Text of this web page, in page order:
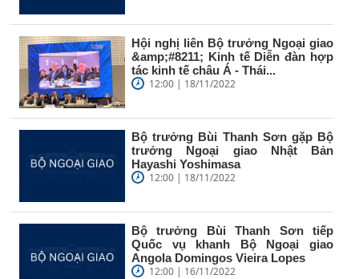
Hội nghị liên Bộ trưởng Ngoại giao
&amp;#8211; Kinh tế Diễn đàn hợp
tác kinh tế châu Á - Thái...
12:00 | 18/11/2022
Bộ trưởng Bùi Thanh Sơn gặp Bộ
trưởng Ngoại giao Nhật Bản
Hayashi Yoshimasa
12:00 | 18/11/2022
Bộ trưởng Bùi Thanh Sơn tiếp
Quốc vụ khanh Bộ Ngoại giao
Angola Domingos Vieira Lopes
12:00 | 16/11/2022